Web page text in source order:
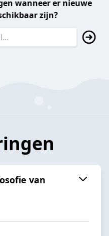
wanneer er nieuwe
zijn?
van